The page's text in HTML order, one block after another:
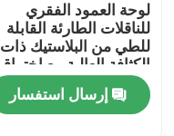
المنزل
لوحة العمود الفقري
للناقلات الطارئة القابلة
للطي من البلاستيك ذات
الكثافة العالية مع اختراق
الأشعة السينية والمقطع
المقطعيإرسال استفسار